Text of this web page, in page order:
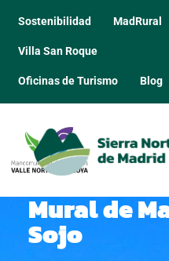
Sostenibilidad MadRural
Villa San Roque
Oficinas de Turismo Blog
Mural de
Sojo